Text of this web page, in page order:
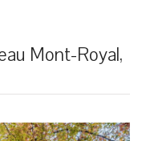
Mont-Royal,